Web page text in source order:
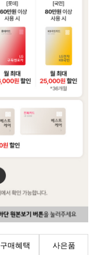
구매혜택 사은품